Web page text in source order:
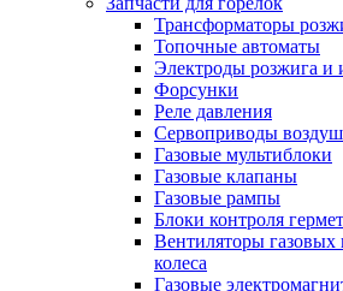
Трансформаторы
Топочные автоматы
Электроды розжига и
Форсунки
Реле давления
Сервоприводы
Газовые мультиблоки
Газовые клапаны
Газовые рампы
Блоки контроля
Вентиляторы газовых
колеса
Газовые